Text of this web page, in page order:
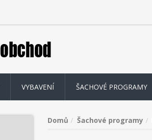
VYBAVENÍ ŠACHOVÉ PROGRAMY
Domů Šachové programy